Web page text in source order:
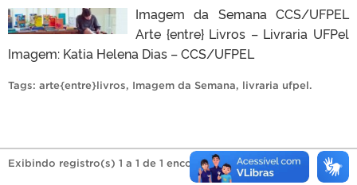
Imagem da Semana CCS/UFPEL
Arte {entre} Livros – Livraria UFPel
Imagem: Katia Helena Dias – CCS/UFPEL
Tags: arte{entre}livros, Imagem da Semana, livraria ufpel.
Exibindo registro(s) 1 a 1 de 1 encontrado(s).